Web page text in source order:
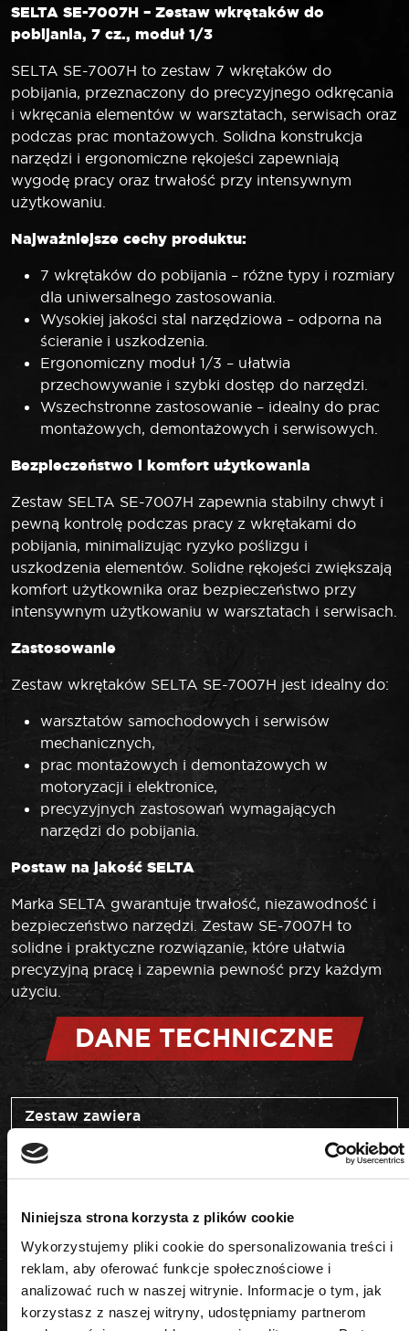
Niniejsza strona korzysta z plików cookie
Wykorzystujemy pliki cookie do spersonalizowania treści i
reklam, aby oferować funkcje społecznościowe i
analizować ruch w naszej witrynie. Informacje o tym, jak
korzystasz z naszej witryny, udostępniamy partnerom
SELTA SE-7007H – Zestaw wkrętaków do
pobijania, 7 cz., moduł 1/3
SELTA SE-7007H to zestaw 7 wkrętaków do
pobijania, przeznaczony do precyzyjnego odkręcania
i wkręcania elementów w warsztatach, serwisach oraz
podczas prac montażowych. Solidna konstrukcja
narzędzi i ergonomiczne rękojeści zapewniają
wygodę pracy oraz trwałość przy intensywnym
użytkowaniu.
Najważniejsze cechy produktu:
7 wkrętaków do pobijania – różne typy i rozmiary
dla uniwersalnego zastosowania.
Wysokiej jakości stal narzędziowa – odporna na
ścieranie i uszkodzenia.
Ergonomiczny moduł 1/3 – ułatwia
przechowywanie i szybki dostęp do narzędzi.
Wszechstronne zastosowanie – idealny do prac
montażowych, demontażowych i serwisowych.
Bezpieczeństwo i komfort użytkowania
Zestaw SELTA SE-7007H zapewnia stabilny chwyt i
pewną kontrolę podczas pracy z wkrętakami do
pobijania, minimalizując ryzyko poślizgu i
uszkodzenia elementów. Solidne rękojeści zwiększają
komfort użytkownika oraz bezpieczeństwo przy
intensywnym użytkowaniu w warsztatach i serwisach.
Zastosowanie
Zestaw wkrętaków SELTA SE-7007H jest idealny do:
warsztatów samochodowych i serwisów
mechanicznych,
prac montażowych i demontażowych w
motoryzacji i elektronice,
precyzyjnych zastosowań wymagających
narzędzi do pobijania.
Postaw na jakość SELTA
Marka SELTA gwarantuje trwałość, niezawodność i
bezpieczeństwo narzędzi. Zestaw SE-7007H to
solidne i praktyczne rozwiązanie, które ułatwia
precyzyjną pracę i zapewnia pewność przy każdym
użyciu.
DANE TECHNICZNE
Zestaw zawiera
wkrętaki
PODOBNE PRODUKTY